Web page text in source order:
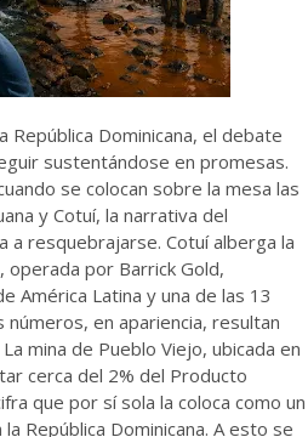
República Dominicana, el debate
sustentándose en promesas.
se colocan sobre la mesa las
y Cotuí, la narrativa del
a resquebrajarse. Cotuí alberga la
operada por Barrick Gold,
América Latina y una de las 13
en apariencia, resultan
mina de Pueblo Viejo, ubicada en
cerca del 2% del Producto
que por sí sola la coloca como un
República Dominicana. A esto se